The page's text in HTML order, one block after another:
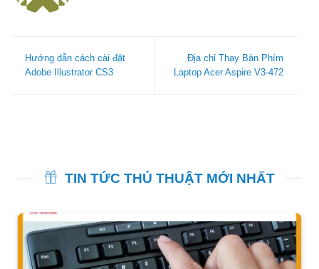
Hướng dẫn cách cài đặt
Adobe Illustrator CS3
Địa chỉ Thay Bàn Phím
Laptop Acer Aspire V3-472
TIN TỨC THỦ THUẬT MỚI NHẤT